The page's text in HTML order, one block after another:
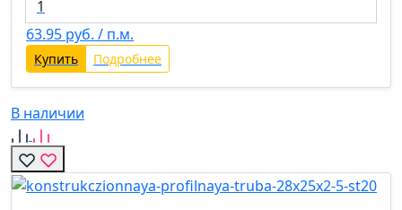
63.95 руб. / п.м.
Купить Подробнее
В наличии